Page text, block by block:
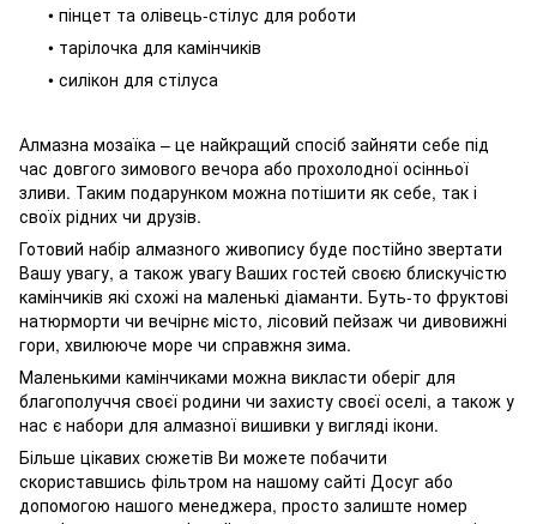
• пінцет та олівець-стілус для роботи
• тарілочка для камінчиків
• силікон для стілуса
Алмазна мозаїка – це найкращий спосіб зайняти себе під
час довгого зимового вечора або прохолодної осінньої
зливи. Таким подарунком можна потішити як себе, так і
своїх рідних чи друзів.
Готовий набір алмазного живопису буде постійно звертати
Вашу увагу, а також увагу Ваших гостей своєю блискучістю
камінчиків які схожі на маленькі діаманти. Буть-то фруктові
натюрморти чи вечірнє місто, лісовий пейзаж чи дивовижні
гори, хвилююче море чи справжня зима.
Маленькими камінчиками можна викласти оберіг для
благополуччя своєї родини чи захисту своєї оселі, а також у
нас є набори для алмазної вишивки у вигляді ікони.
Більше цікавих сюжетів Ви можете побачити
скориставшись фільтром на нашому сайті Досуг або
допомогою нашого менеджера, просто залиште номер